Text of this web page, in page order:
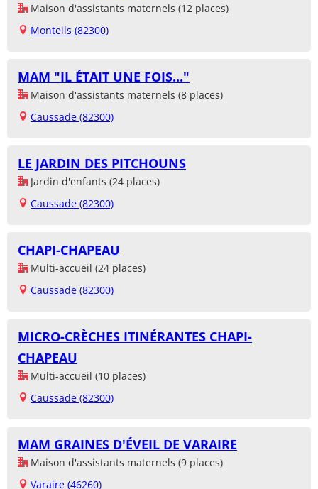
Maison d'assistants maternels (12 places)
Monteils (82300)
MAM "IL ÉTAIT UNE FOIS..."
Maison d'assistants maternels (8 places)
Caussade (82300)
LE JARDIN DES PITCHOUNS
Jardin d'enfants (24 places)
Caussade (82300)
CHAPI-CHAPEAU
Multi-accueil (24 places)
Caussade (82300)
MICRO-CRÈCHES ITINÉRANTES CHAPI-
CHAPEAU
Multi-accueil (10 places)
Caussade (82300)
MAM GRAINES D'ÉVEIL DE VARAIRE
Maison d'assistants maternels (9 places)
Varaire (46260)